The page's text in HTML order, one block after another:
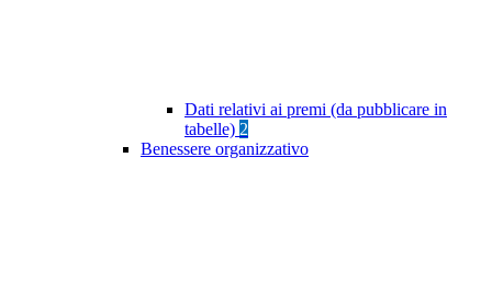
Dati relativi ai premi (da pubblicare in
tabelle) 2
Benessere organizzativo